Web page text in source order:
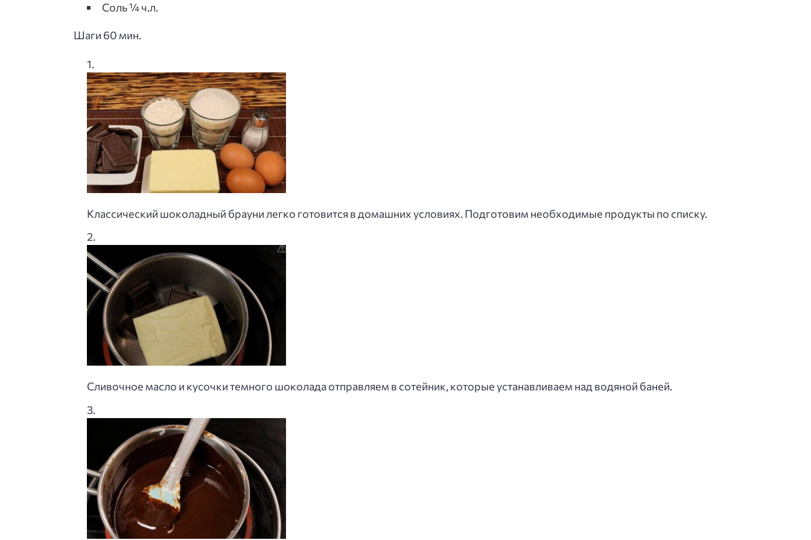
Соль ¼ ч.л.
Шаги 60 мин.
Классический шоколадный брауни легко готовится в домашних условиях. Подготовим необходимые продукты по списку.
Сливочное масло и кусочки темного шоколада отправляем в сотейник, которые устанавливаем над водяной баней.